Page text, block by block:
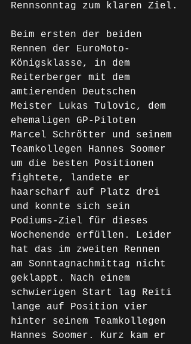
Rennsonntag zum klaren Ziel.
Beim ersten der beiden
Rennen der EuroMoto-
Königsklasse, in dem
Reiterberger mit dem
amtierenden Deutschen
Meister Lukas Tulovic, dem
ehemaligen GP-Piloten
Marcel Schrötter und seinem
Teamkollegen Hannes Soomer
um die besten Positionen
fightete, landete er
haarscharf auf Platz drei
und konnte sich sein
Podiums-Ziel für dieses
Wochenende erfüllen. Leider
hat das im zweiten Rennen
am Sonntagnachmittag nicht
geklappt. Nach einem
schwierigen Start lag Reiti
lange auf Position vier
hinter seinem Teamkollegen
Hannes Soomer. Kurz kam er